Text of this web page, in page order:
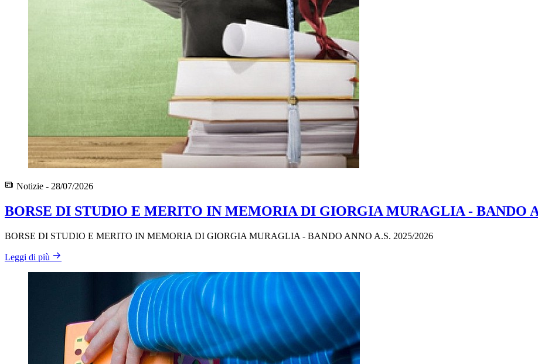
Notizie - 28/07/2026
BORSE DI STUDIO E MERITO IN MEMORIA DI GIORGIA MURAGLIA - BANDO
BORSE DI STUDIO E MERITO IN MEMORIA DI GIORGIA MURAGLIA - BANDO ANNO A.S. 2025/2026
Leggi di più